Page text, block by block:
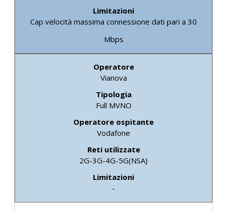
Cap velocità massima connessione dati pari a 30
Mbps
Vianova
Full MVNO
Vodafone
2G-3G-4G-5G(NSA)
-